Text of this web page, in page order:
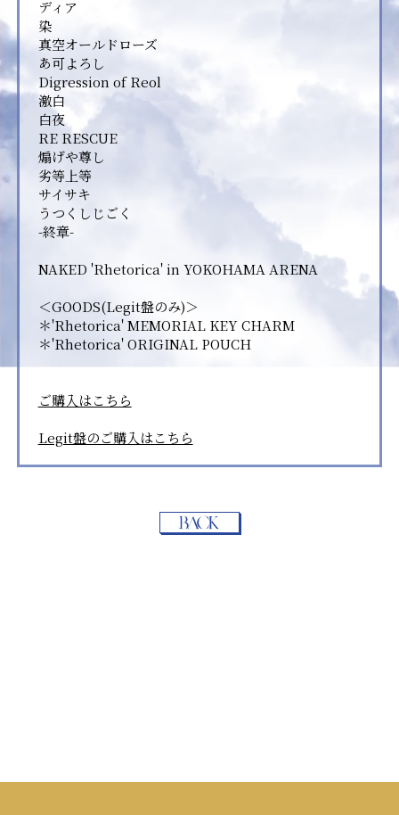
ディア
染
真空オールドローズ
あ可よろし
Digression of Reol
激白
白夜
RE RESCUE
煽げや尊し
劣等上等
サイサキ
うつくしじごく
-終章-
NAKED 'Rhetorica' in YOKOHAMA ARENA
＜GOODS(Legit盤のみ)＞
＊'Rhetorica' MEMORIAL KEY CHARM
＊'Rhetorica' ORIGINAL POUCH
ご購入はこちら
Legit盤のご購入はこちら